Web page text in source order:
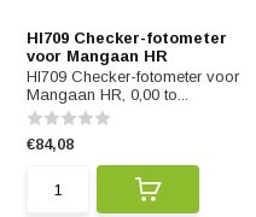
HI709 Checker-fotometer
voor Mangaan HR
HI709 Checker-fotometer voor
Mangaan HR, 0,00 to...
€84,08